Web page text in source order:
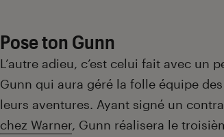
Pose ton Gunn
L’autre adieu, c’est celui fait avec un
Gunn qui aura géré la folle équipe des
leurs aventures. Ayant signé un
chez Warner, Gunn réalisera le